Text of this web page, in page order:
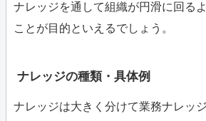
ナレッジを通して組織が円滑に回る
ことが目的といえるでしょう。
ナレッジの種類・具体例
ナレッジは大きく分けて業務ナレッ